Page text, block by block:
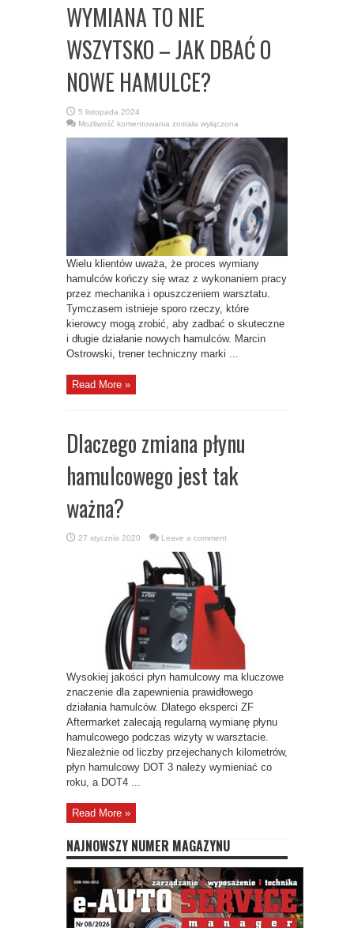
WYMIANA TO NIE
WSZYTSKO – JAK DBAĆ O
NOWE HAMULCE?
5 listopada 2024
Możliwość komentowania WYMIANA
NIE
WSZYTSKO
–
JAK
DBAĆ
O
NOWE
HAMULCE?
została wyłączona
Wielu klientów uważa, że proces wymiany
hamulców kończy się wraz z wykonaniem pracy
przez mechanika i opuszczeniem warsztatu.
Tymczasem istnieje sporo rzeczy, które
kierowcy mogą zrobić, aby zadbać o skuteczne
i długie działanie nowych hamulców. Marcin
Ostrowski, trener techniczny marki ...
Read More »
Dlaczego zmiana płynu
hamulcowego jest tak
ważna?
27 stycznia 2020 Leave a comment
Wysokiej jakości płyn hamulcowy ma kluczowe
znaczenie dla zapewnienia prawidłowego
działania hamulców. Dlatego eksperci ZF
Aftermarket zalecają regularną wymianę płynu
hamulcowego podczas wizyty w warsztacie.
Niezależnie od liczby przejechanych kilometrów,
płyn hamulcowy DOT 3 należy wymieniać co
roku, a DOT4 ...
Read More »
NAJNOWSZY NUMER MAGAZYNU